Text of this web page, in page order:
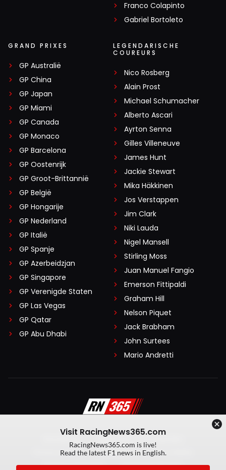
Franco Colapinto
Gabriel Bortoleto
GRAND PRIXES
GP Australië
GP China
GP Japan
GP Miami
GP Canada
GP Monaco
GP Barcelona
GP Oostenrijk
GP Groot-Brittannië
GP België
GP Hongarije
GP Nederland
GP Italië
GP Spanje
GP Azerbeidzjan
GP Singapore
GP Verenigde Staten
GP Las Vegas
GP Qatar
GP Abu Dhabi
LEGENDARISCHE
COUREURS
Nico Rosberg
Alain Prost
Michael Schumacher
Alberto Ascari
Ayrton Senna
Gilles Villeneuve
James Hunt
Jackie Stewart
Mika Häkkinen
Jos Verstappen
Jim Clark
Niki Lauda
Nigel Mansell
Stirling Moss
Juan Manuel Fangio
Emerson Fittipaldi
Graham Hill
Nelson Piquet
Jack Brabham
John Surtees
Mario Andretti
Algemene voorwaarden
Privacy Policy
Created by On Your Marks
Privacy manager
Kansspeluitingen
Visit RacingNews365.com
RacingNews365.com is live!
Read the latest F1 news in English.